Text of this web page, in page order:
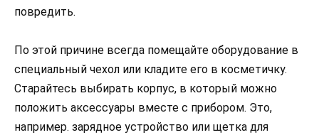
повредить.
По этой причине всегда помещайте оборудование в
специальный чехол или кладите его в косметичку.
Старайтесь выбирать корпус, в который можно
положить аксессуары вместе с прибором. Это,
например. зарядное устройство или щетка для